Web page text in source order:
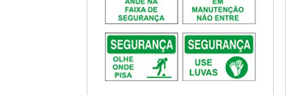
Sinalização preventiva